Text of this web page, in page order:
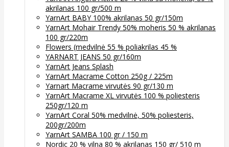
akrilanas 100 gr/500 m
YarnArt BABY 100% akrilanas 50 gr/150m
YarnArt Mohair Trendy 50% moheris 50 % akrilanas
100 gr/220m
Flowers (medvilnė 55 % poliakrilas 45 %
YARNART JEANS 50 gr/160m
YarnArt Jeans Splash
YarnArt Macrame Cotton 250g / 225m
Yarnart Macrame virvutės 90 gr/130 m
YarnArt Macrame XL virvutės 100 % poliesteris
250gr/120 m
YarnArt Coral 50% medvilnė, 50% poliesteris,
200gr/200m
YarnArt SAMBA 100 gr / 150 m
Nordic 20 % vilna 80 % akrilanas 150 gr/ 510 m